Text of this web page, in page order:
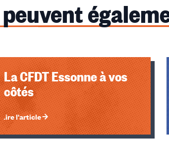
La CFDT Essonne à vos
côtés
Lire l'article